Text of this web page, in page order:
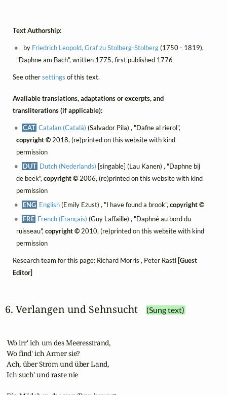
Text Authorship:
by Friedrich Leopold, Graf zu Stolberg-Stolberg(1750 - 1819),
"Daphne am Bach", written 1775, first published 1776
See othersettings of this text.
Available translations, adaptations or excerpts, and
transliterations (if applicable):
CAT Catalan (Català) (Salvador Pila) , "Dafne al rierol",
copyright ©2018, (re)printed on this website with kind
permission
DUT Dutch (Nederlands) [singable] (Lau Kanen) , "Daphne bij
de beek",copyright ©2006, (re)printed on this website with kind
permission
ENG English(Emily Ezust) , "I have found a brook",copyright ©
FRE French (Français) (Guy Laffaille) , "Daphné au bord du
ruisseau",copyright ©2010, (re)printed on this website with kind
permission
Research team for this page: Richard Morris , Peter Rastl [Guest
Editor]
6. Verlangen und Sehnsucht (Sung text)
Wo irr' ich um des Meeresstrand,
Wo find' ich Armer sie?
Ach, über Strom und über Land,
Ich such' und raste nie